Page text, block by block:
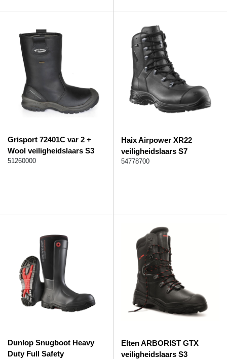
Grisport 72401C var 2 +
Wool veiligheidslaars S3
51260000
Haix Airpower XR22
veiligheidslaars S7
54778700
Dunlop Snugboot Heavy
Duty Full Safety
Elten ARBORIST GTX
veiligheidslaars S3